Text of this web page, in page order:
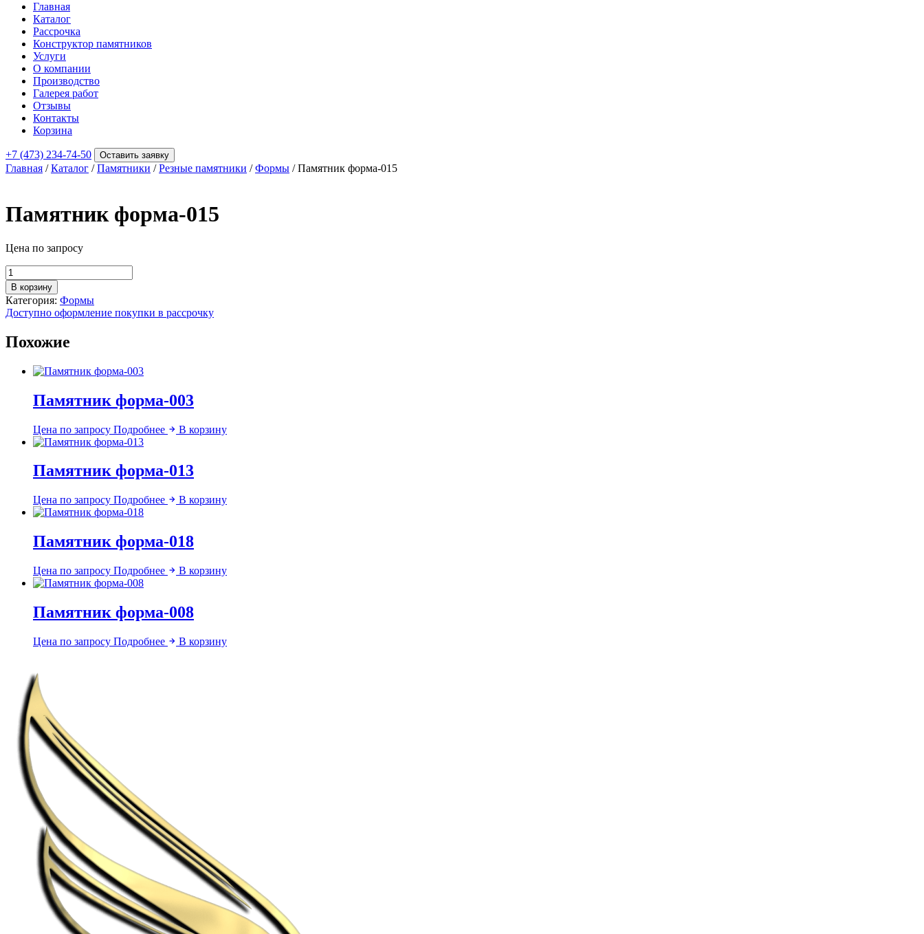
Главная
Каталог
Рассрочка
Конструктор памятников
Услуги
О компании
Производство
Галерея работ
Отзывы
Контакты
Корзина
+7 (473) 234-74-50 Оставить заявку
Главная /Каталог /Памятники /Резные памятники /Формы / Памятник форма-015
Памятник форма-015
Цена по запросу
Количество
товара
Памятник
форма-015
В корзину
Категория: Формы
Доступно оформление покупки в рассрочку
Похожие
Памятник форма-003
Цена по запросу Подробнее В корзину
Памятник форма-013
Цена по запросу Подробнее В корзину
Памятник форма-018
Цена по запросу Подробнее В корзину
Памятник форма-008
Цена по запросу Подробнее В корзину